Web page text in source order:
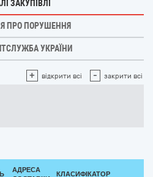
ЗАКУПІВЛІ
ПРО ПОРУШЕННЯ
УКРАЇНИ
+ відкрити всі - закрити всі
АДРЕСА
КЛАСИФІКАТОР